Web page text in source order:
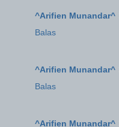
^Arifien Munandar^
Balas
^Arifien Munandar^
Balas
^Arifien Munandar^